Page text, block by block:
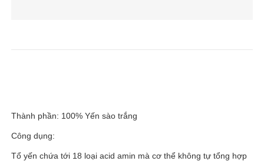
Thành phần: 100% Yến sào trắng
Công dụng:
Tổ yến chứa tới 18 loại acid amin mà cơ thể không tự tổng hợp